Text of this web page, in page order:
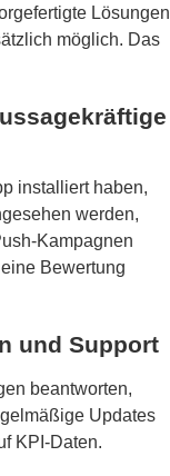
Lösungen
möglich. Das
installiert haben,
werden,
Kampagnen
Bewertung
und Support
beantworten,
Updates
KPI-Daten.